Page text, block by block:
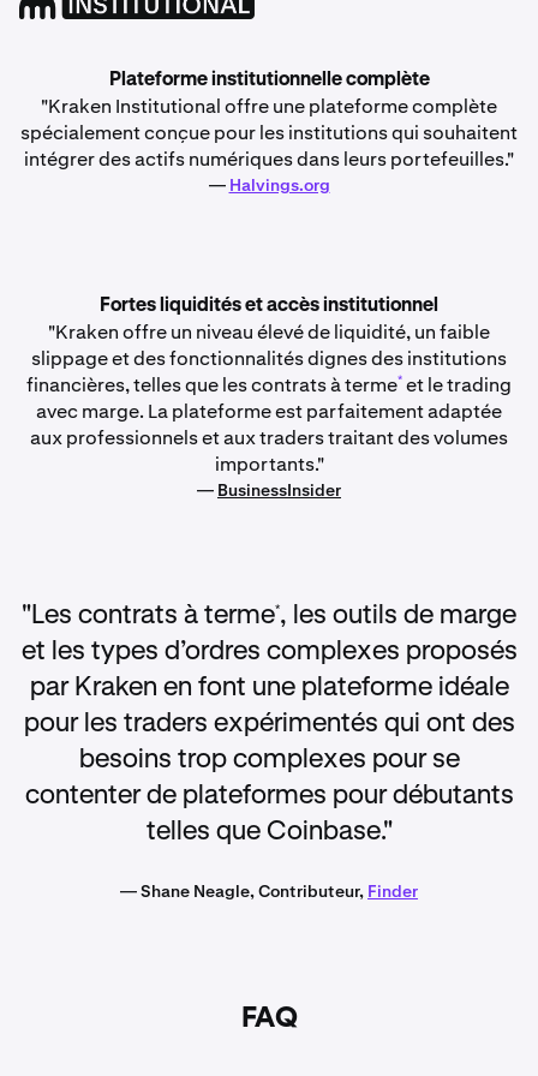
Plateforme institutionnelle complète
"Kraken Institutional offre une plateforme complète
spécialement conçue pour les institutions qui souhaitent
intégrer des actifs numériques dans leurs portefeuilles."
— Halvings.org
Fortes liquidités et accès institutionnel
"Kraken offre un niveau élevé de liquidité, un faible
slippage et des fonctionnalités dignes des institutions
financières, telles que les contrats à terme* et le trading
avec marge. La plateforme est parfaitement adaptée
aux professionnels et aux traders traitant des volumes
importants."
— BusinessInsider
"Les contrats à terme*, les outils de marge
et les types d’ordres complexes proposés
par Kraken en font une plateforme idéale
pour les traders expérimentés qui ont des
besoins trop complexes pour se
contenter de plateformes pour débutants
telles que Coinbase."
— Shane Neagle, Contributeur, Finder
FAQ